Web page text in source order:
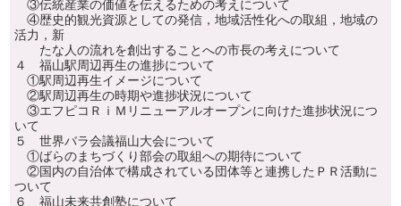
③伝統産業の価値を伝えるための考えについて
④歴史的観光資源としての発信，地域活性化への取組，地域の
活力，新
たな人の流れを創出することへの市長の考えについて
４ 福山駅周辺再生の進捗について
①駅周辺再生イメージについて
②駅周辺再生の時期や進捗状況について
③エフピコＲｉＭリニューアルオープンに向けた進捗状況につ
いて
５ 世界バラ会議福山大会について
①ばらのまちづくり部会の取組への期待について
②国内の自治体で構成されている団体等と連携したＰＲ活動に
ついて
６ 福山未来共創塾について